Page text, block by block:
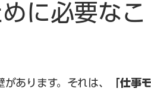
に必要なこ
あります。それは、
「仕事モ